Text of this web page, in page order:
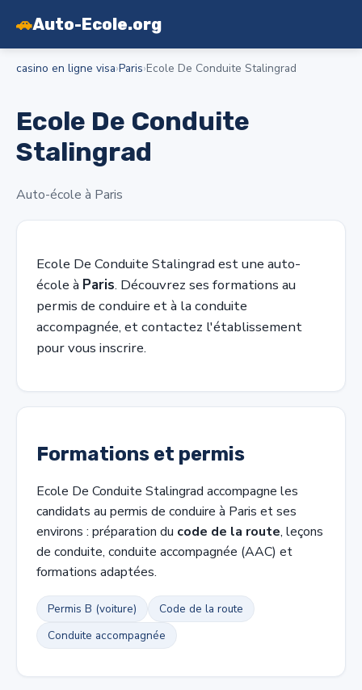
🚗Auto-Ecole.org
casino en ligne visa›Paris›Ecole De Conduite Stalingrad
Ecole De Conduite
Stalingrad
Auto-école à Paris
Ecole De Conduite Stalingrad est une auto-
école à Paris. Découvrez ses formations au
permis de conduire et à la conduite
accompagnée, et contactez l'établissement
pour vous inscrire.
Formations et permis
Ecole De Conduite Stalingrad accompagne les
candidats au permis de conduire à Paris et ses
environs : préparation du code de la route, leçons
de conduite, conduite accompagnée (AAC) et
formations adaptées.
Permis B (voiture)
Code de la route
Conduite accompagnée